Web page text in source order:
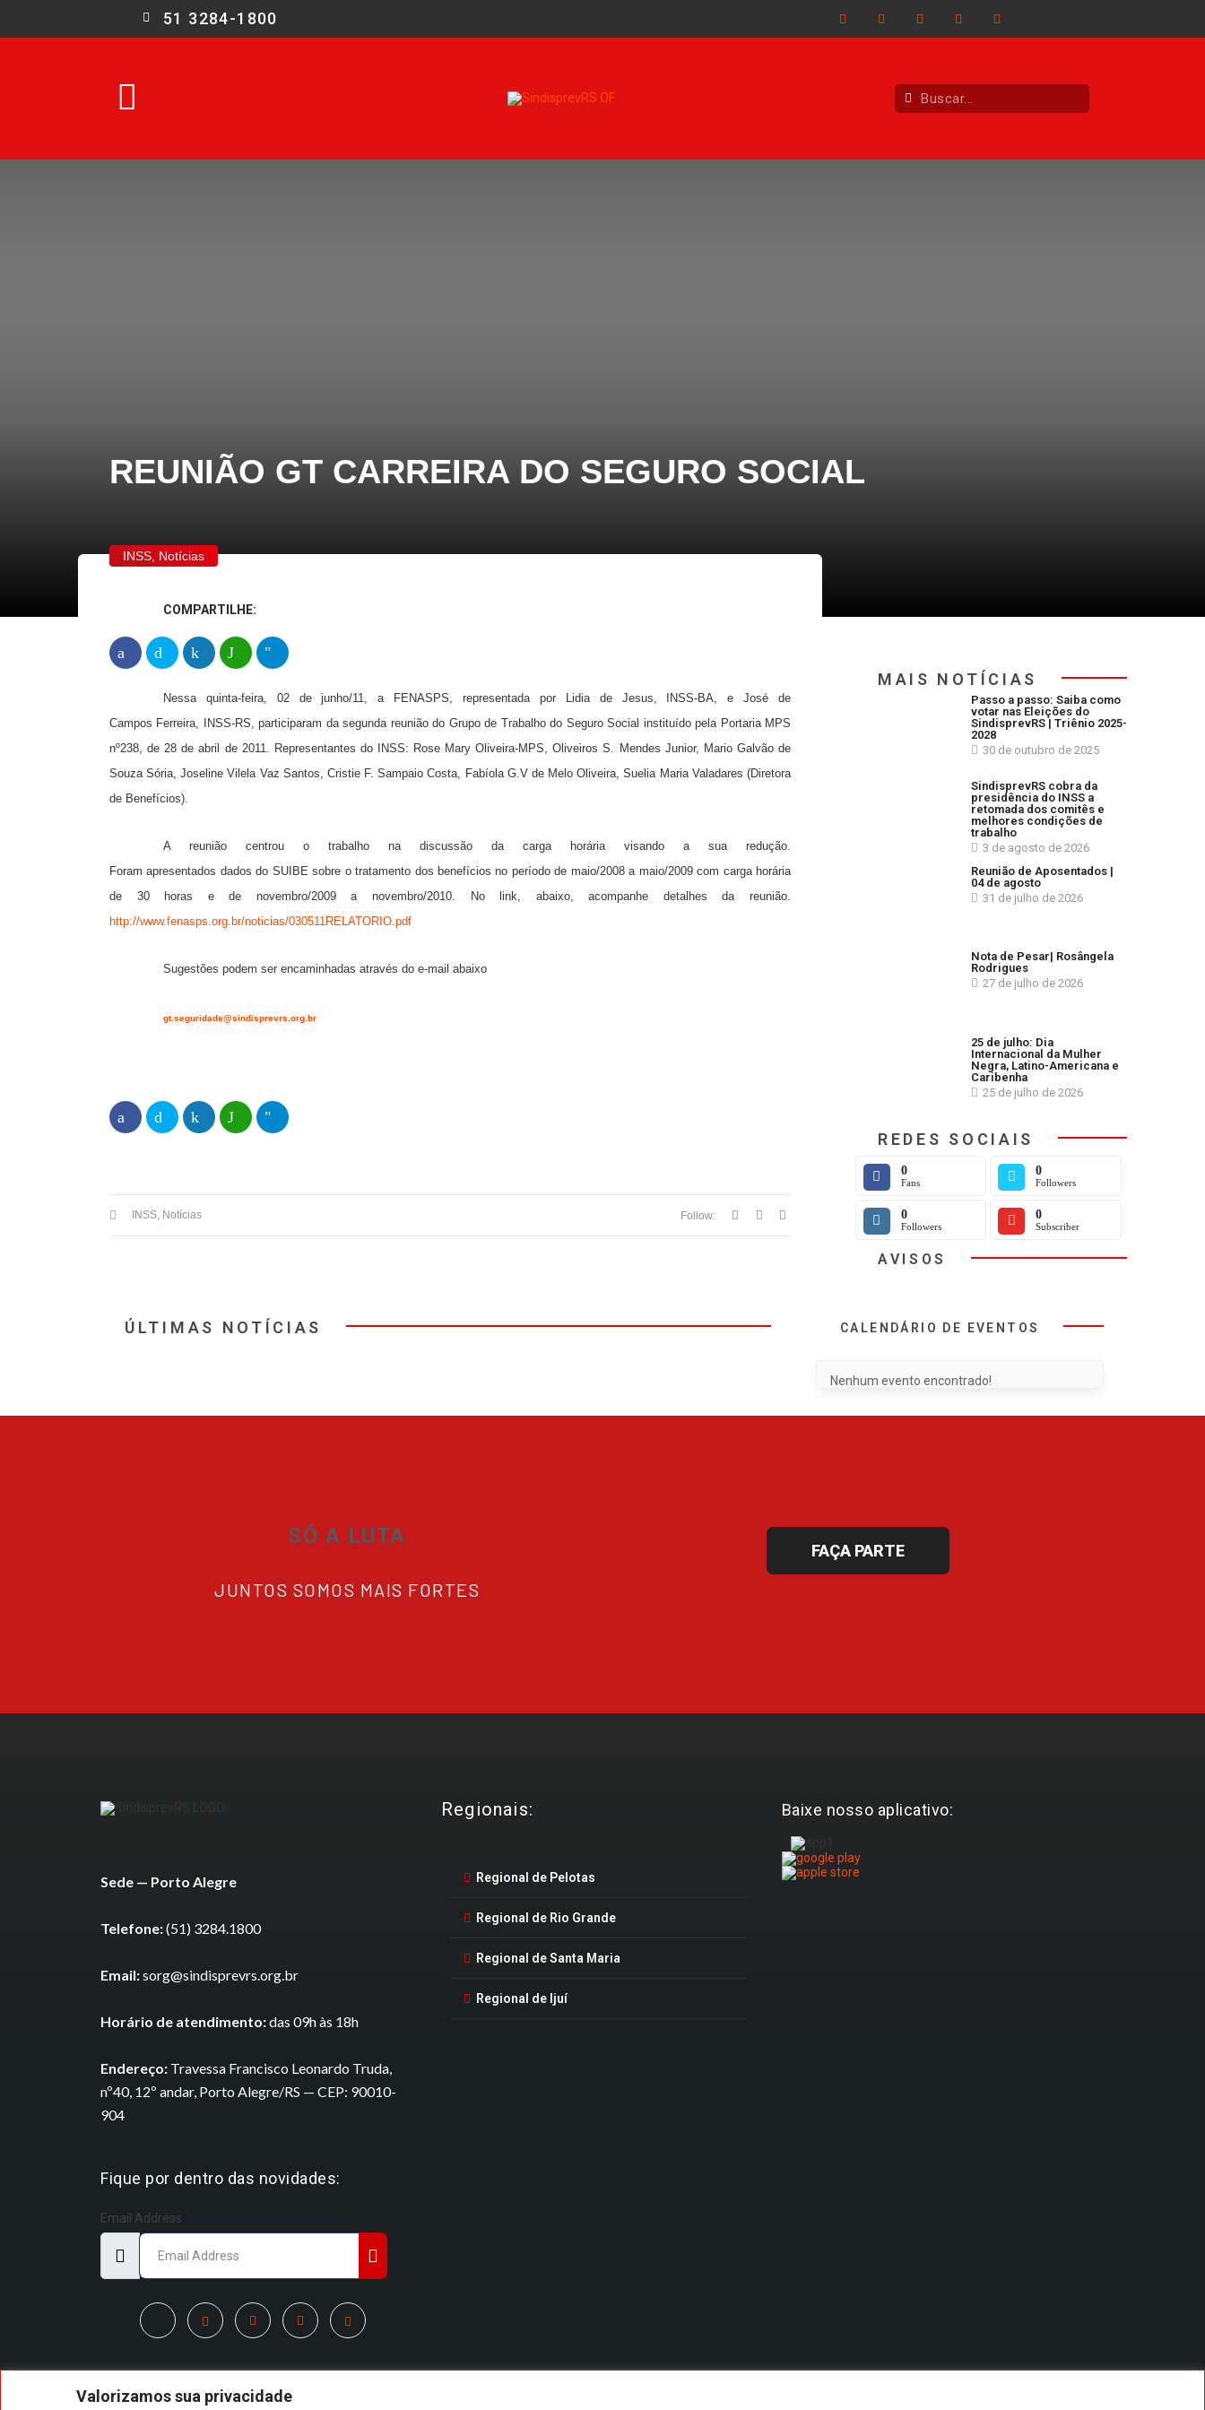
Valorizamos sua privacidade
51 3284-1800
REUNIÃO GT CARREIRA DO SEGURO SOCIAL
INSS, Notícias
COMPARTILHE:
Nessa quinta-feira, 02 de junho/11, a FENASPS, representada por Lidia de Jesus, INSS-BA, e José de
Campos Ferreira, INSS-RS, participaram da segunda reunião do Grupo de Trabalho do Seguro Social instituído pela Portaria MPS
nº238, de 28 de abril de 2011. Representantes do INSS: Rose Mary Oliveira-MPS, Oliveiros S. Mendes Junior, Mario Galvão de
Souza Sória, Joseline Vilela Vaz Santos, Cristie F. Sampaio Costa, Fabíola G.V de Melo Oliveira, Suelia Maria Valadares (Diretora
de Benefícios).
A reunião centrou o trabalho na discussão da carga horária visando a sua redução.
Foram apresentados dados do SUIBE sobre o tratamento dos benefícios no período de maio/2008 a maio/2009 com carga horária
de 30 horas e de novembro/2009 a novembro/2010. No link, abaixo, acompanhe detalhes da reunião.
http://www.fenasps.org.br/noticias/030511RELATORIO.pdf
Sugestões podem ser encaminhadas através do e-mail abaixo
gt.seguridade@sindisprevrs.org.br
INSS, Notícias Follow:
MAIS NOTÍCIAS
Passo a passo: Saiba como
votar nas Eleições do
SindisprevRS | Triênio 2025-
2028
30 de outubro de 2025
SindisprevRS cobra da
presidência do INSS a
retomada dos comitês e
melhores condições de
trabalho
3 de agosto de 2026
Reunião de Aposentados |
04 de agosto
31 de julho de 2026
Nota de Pesar| Rosângela
Rodrigues
27 de julho de 2026
25 de julho: Dia
Internacional da Mulher
Negra, Latino-Americana e
Caribenha
25 de julho de 2026
REDES SOCIAIS
0
Fans
0
Followers
0
Followers
0
Subscriber
AVISOS
ÚLTIMAS NOTÍCIAS CALENDÁRIO DE EVENTOS
Nenhum evento encontrado!
SÓ A LUTA
JUNTOS SOMOS MAIS FORTES
FAÇA PARTE
Sede — Porto Alegre
Telefone:(51) 3284.1800
Email:sorg@sindisprevrs.org.br
Horário de atendimento:das 09h às 18h
Endereço: Travessa Francisco Leonardo Truda,
nº40, 12º andar, Porto Alegre/RS — CEP: 90010-
904
Fique por dentro das novidades:
Email Address
Regionais:
Regional de Pelotas
Regional de Rio Grande
Regional de Santa Maria
Regional de Ijuí
Baixe nosso aplicativo: